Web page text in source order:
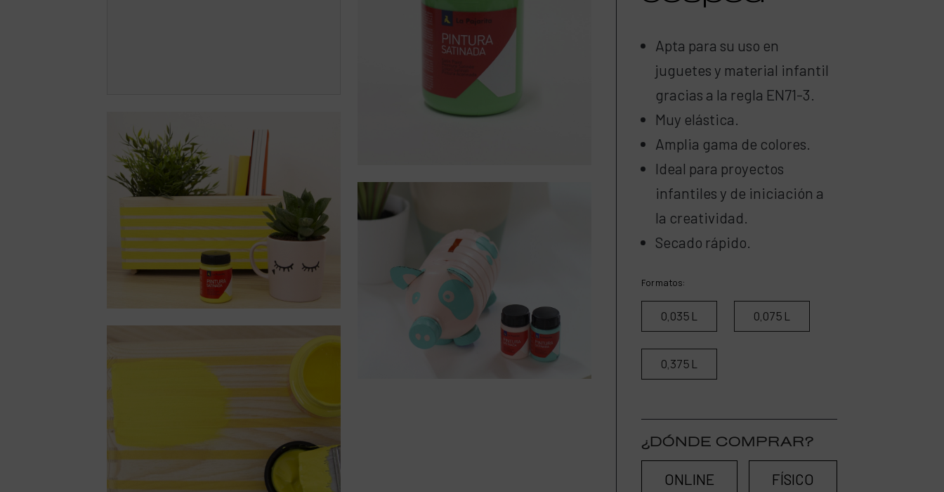
Apta para su uso en
juguetes y material infantil
gracias a la regla EN71-3.
Muy elástica.
Amplia gama de colores.
Ideal para proyectos
infantiles y de iniciación a
la creatividad.
Secado rápido.
Formatos:
0,035 L 0,075 L
0,375 L
¿DÓNDE COMPRAR?
ONLINE FÍSICO